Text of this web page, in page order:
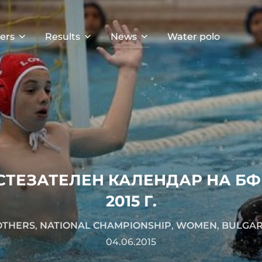
Results News Water polo
КАЛЕНДАР НА
2015 Г.
, NATIONAL CHAMPIONSHIP, WOMEN,
04.06.2015